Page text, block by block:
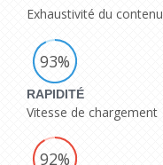
Exhaustivité du contenu
93%
RAPIDITÉ
Vitesse de chargement
92%